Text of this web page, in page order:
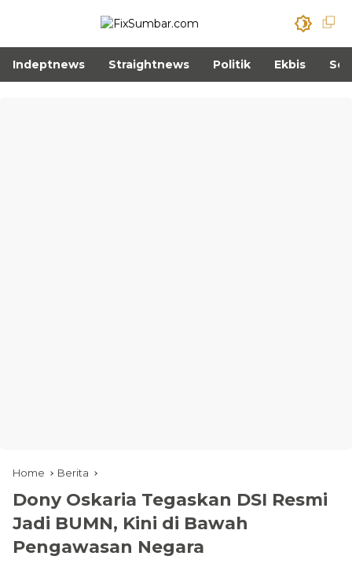
Indeptnews Straightnews Politik Ekbis
Home Berita
Dony Oskaria Tegaskan DSI Resmi
Jadi BUMN, Kini di Bawah
Pengawasan Negara